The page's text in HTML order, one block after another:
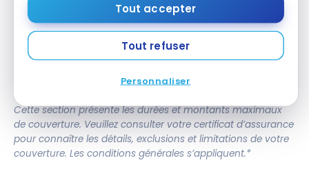
Tout accepter
Tout refuser
Personnaliser
Assurance
contre le
dans les
hôtels et les
Cette section présente les durées et montants maximaux
de couverture. Veuillez consulter votre certificat d’assurance
pour connaître les détails, exclusions et limitations de votre
couverture. Les conditions générales s’appliquent.*